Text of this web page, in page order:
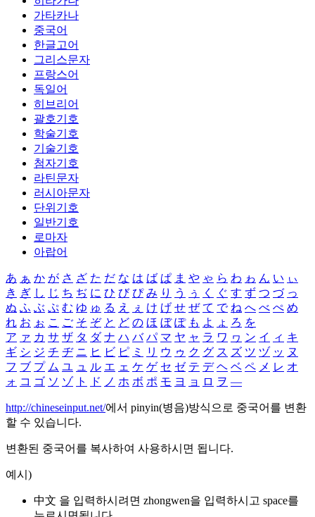
가타카나
중국어
한글고어
그리스문자
프랑스어
독일어
히브리어
괄호기호
학술기호
기술기호
첨자기호
라틴문자
러시아문자
단위기호
일반기호
로마자
아랍어
あ ぁ か が さ ざ た だ な は ば ぱ ま や ゃ ら わ ゎ ん い ぃ
き ぎ し じ ち ぢ に ひ び ぴ み り う ぅ く ぐ す ず つ づ っ
ぬ ふ ぶ ぷ む ゆ ゅ る え ぇ け げ せ ぜ て で ね へ べ ぺ め
れ お ぉ こ ご そ ぞ と ど の ほ ぼ ぽ も よ ょ ろ を
ア ァ カ サ ザ タ ダ ナ ハ バ パ マ ヤ ャ ラ ワ ヮ ン イ ィ キ
ギ シ ジ チ ヂ ニ ヒ ビ ピ ミ リ ウ ゥ ク グ ス ズ ツ ヅ ッ ヌ
フ ブ プ ム ユ ュ ル エ ェ ケ ゲ セ ゼ テ デ ヘ ベ ペ メ レ オ
ォ コ ゴ ソ ゾ ト ド ノ ホ ボ ポ モ ヨ ョ ロ ヲ ―
http://chineseinput.net/에서 pinyin(병음)방식으로 중국어를 변환
할 수 있습니다.
변환된 중국어를 복사하여 사용하시면 됩니다.
예시)
中文 을 입력하시려면 zhongwen을 입력하시고 space를